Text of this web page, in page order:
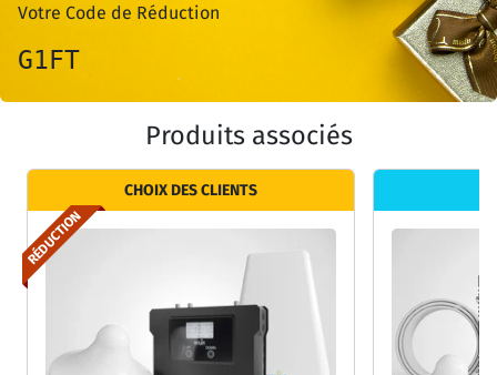
Votre Code de Réduction
G1FT
Produits associés
CHOIX DES CLIENTS
RÉDUCTION